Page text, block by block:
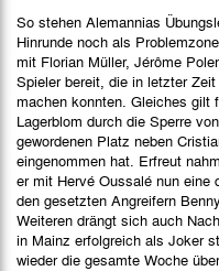
So stehen Alemannias
Hinrunde noch als
mit Florian Müller, Jérôme
Spieler bereit, die in letzter
machen konnten. Gleiches
Lagerblom durch die Sperre
gewordenen Platz neben
eingenommen hat. Erfreut
er mit Hervé Oussalé nun eine
den gesetzten Angreifern
Weiteren drängt sich auch
in Mainz erfolgreich als Joker
wieder die gesamte Woche